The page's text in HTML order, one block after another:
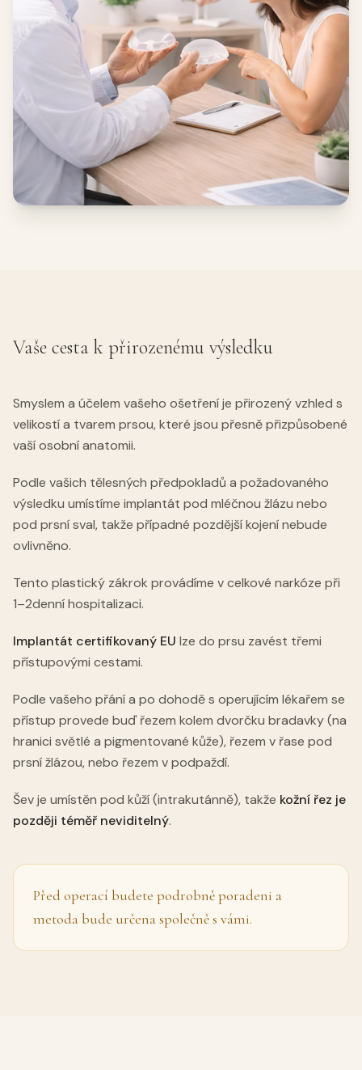
Vaše cesta k přirozenému výsledku
Smyslem a účelem vašeho ošetření je přirozený vzhled s
velikostí a tvarem prsou, které jsou přesně přizpůsobené
vaší osobní anatomii.
Podle vašich tělesných předpokladů a požadovaného
výsledku umístíme implantát pod mléčnou žlázu nebo
pod prsní sval, takže případné pozdější kojení nebude
ovlivněno.
Tento plastický zákrok provádíme v celkové narkóze při
1–2denní hospitalizaci.
Implantát certifikovaný EU lze do prsu zavést třemi
přístupovými cestami.
Podle vašeho přání a po dohodě s operujícím lékařem se
přístup provede buď řezem kolem dvorčku bradavky (na
hranici světlé a pigmentované kůže), řezem v řase pod
prsní žlázou, nebo řezem v podpaždí.
Šev je umístěn pod kůží (intrakutánně), takže kožní řez je
později téměř neviditelný.
Před operací budete podrobně poradeni a
metoda bude určena společně s vámi.